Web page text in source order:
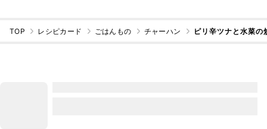
TOP レシピカード ごはんもの チャーハン ピリ辛ツナと水菜の